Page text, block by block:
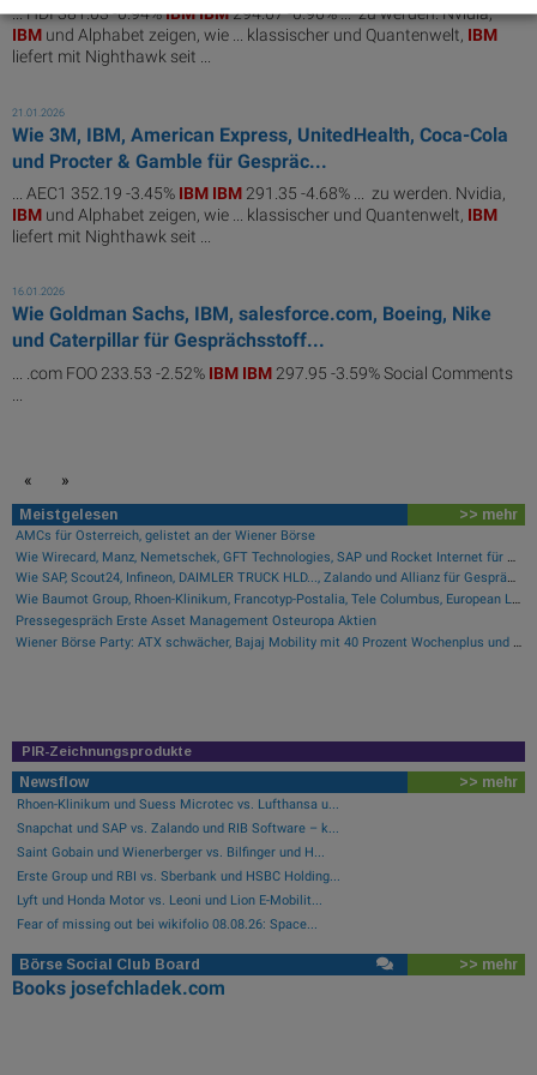
... HDI 381.03 -0.94%IBMIBM294.67 -0.96% ... zu werden.​ Nvidia,
IBM und Alphabet zeigen, wie ... klassischer und Quantenwelt, IBM
liefert mit Nighthawk seit ...
21.01.2026
Wie 3M, IBM, American Express, UnitedHealth, Coca-Cola
und Procter & Gamble für Gespräc...
... AEC1 352.19 -3.45% IBM IBM 291.35 -4.68% ... zu werden.​ Nvidia,
IBM und Alphabet zeigen, wie ... klassischer und Quantenwelt, IBM
liefert mit Nighthawk seit ...
16.01.2026
Wie Goldman Sachs, IBM, salesforce.com, Boeing, Nike
und Caterpillar für Gesprächsstoff...
... .com FOO 233.53 -2.52% IBM IBM 297.95 -3.59% Social Comments
...
« »
Meistgelesen >> mehr
AMCs für Österreich, gelistet an der Wiener Börse
Wie Wirecard, Manz, Nemetschek, GFT Technologies, SAP und Rocket Internet für Gesprächsstoff sorgten
Wie SAP, Scout24, Infineon, DAIMLER TRUCK HLD..., Zalando und Allianz für Gesprächsstoff im DAX sorgten
Wie Baumot Group, Rhoen-Klinikum, Francotyp-Postalia, Tele Columbus, European Lithium und Lanxess für Gesprächsstoff sorgten
Pressegespräch Erste Asset Management Osteuropa Aktien
Wiener Börse Party: ATX schwächer, Bajaj Mobility mit 40 Prozent Wochenplus und vielleicht Momentum aus Indien (Podcast)
PIR-Zeichnungsprodukte
Newsflow >> mehr
Rhoen-Klinikum und Suess Microtec vs. Lufthansa u...
Snapchat und SAP vs. Zalando und RIB Software – k...
Saint Gobain und Wienerberger vs. Bilfinger und H...
Erste Group und RBI vs. Sberbank und HSBC Holding...
Lyft und Honda Motor vs. Leoni und Lion E-Mobilit...
Fear of missing out bei wikifolio 08.08.26: Space...
Börse Social Club Board >> mehr
Books josefchladek.com